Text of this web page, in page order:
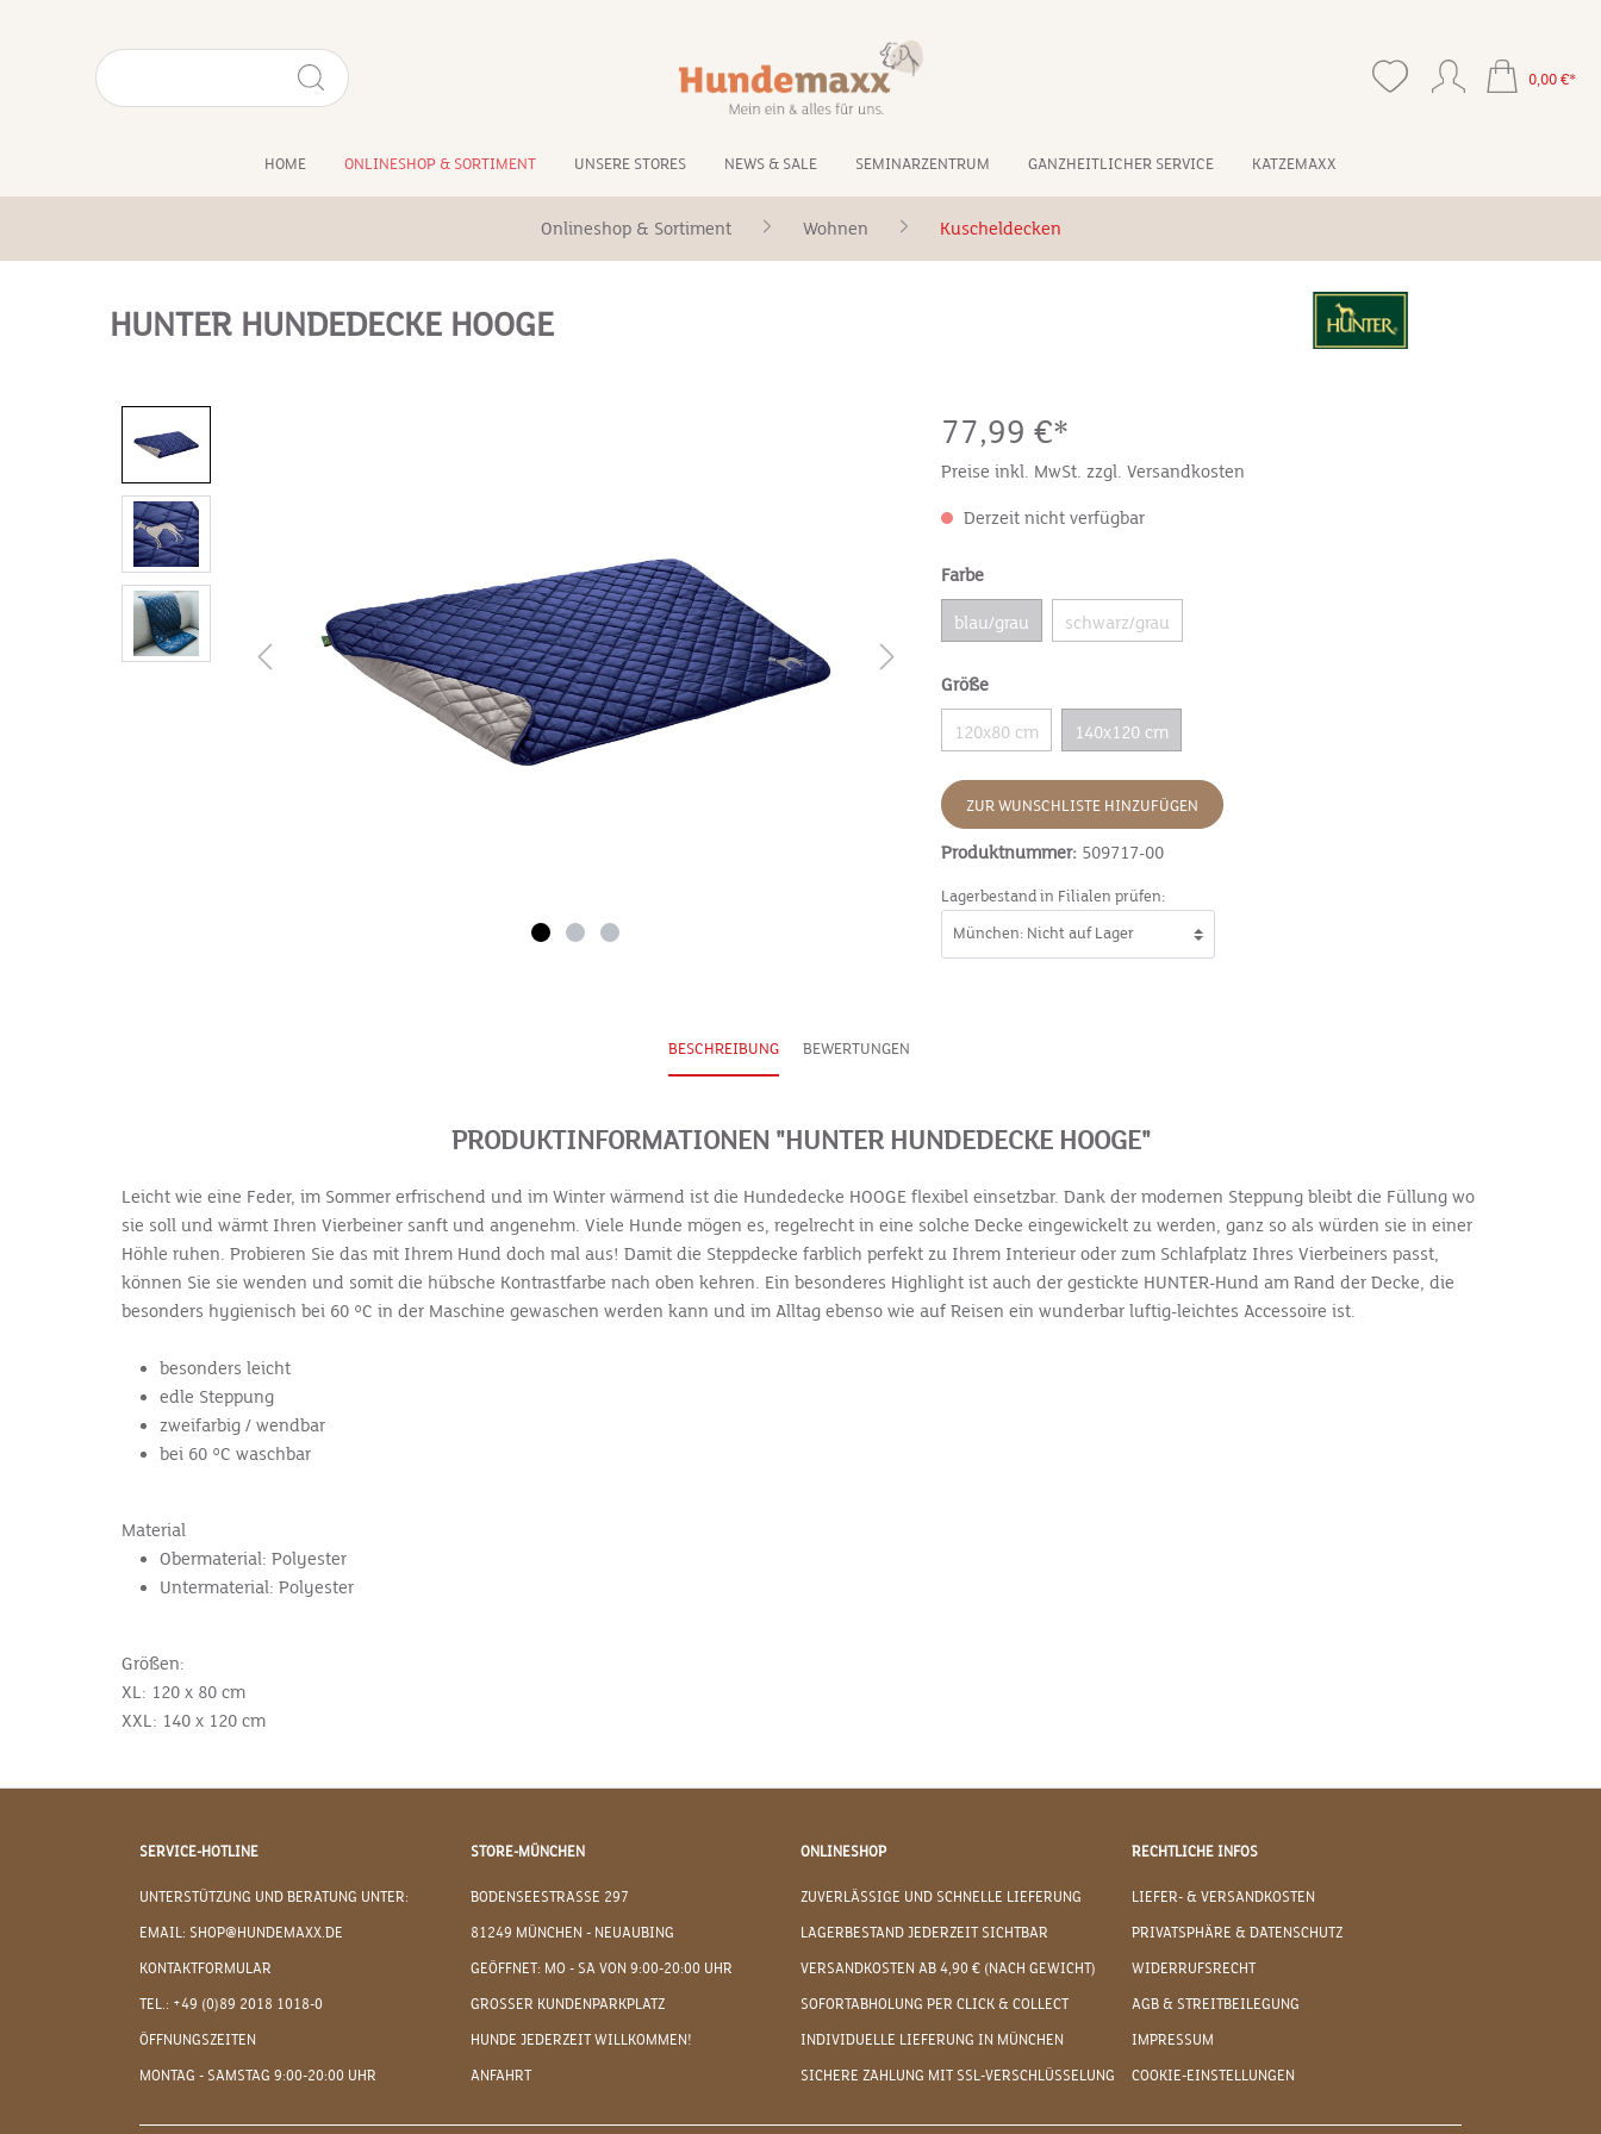
0,00 €*
HOME ONLINESHOP & SORTIMENT UNSERE STORES NEWS & SALE SEMINARZENTRUM GANZHEITLICHER SERVICE KATZEMAXX
Onlineshop & Sortiment Wohnen Kuscheldecken
HUNTER HUNDEDECKE HOOGE
77,99 €*
Preise inkl. MwSt. zzgl. Versandkosten
Derzeit nicht verfügbar
Farbe
blau/grau schwarz/grau
Größe
120x80 cm 140x120 cm
ZUR WUNSCHLISTE HINZUFÜGEN
Produktnummer: 509717-00
Lagerbestand in Filialen prüfen:
BESCHREIBUNG BEWERTUNGEN
PRODUKTINFORMATIONEN "HUNTER HUNDEDECKE HOOGE"
Leicht wie eine Feder, im Sommer erfrischend und im Winter wärmend ist die Hundedecke HOOGE flexibel einsetzbar. Dank der modernen Steppung bleibt die Füllung wo
sie soll und wärmt Ihren Vierbeiner sanft und angenehm. Viele Hunde mögen es, regelrecht in eine solche Decke eingewickelt zu werden, ganz so als würden sie in einer
Höhle ruhen. Probieren Sie das mit Ihrem Hund doch mal aus! Damit die Steppdecke farblich perfekt zu Ihrem Interieur oder zum Schlafplatz Ihres Vierbeiners passt,
können Sie sie wenden und somit die hübsche Kontrastfarbe nach oben kehren. Ein besonderes Highlight ist auch der gestickte HUNTER-Hund am Rand der Decke, die
besonders hygienisch bei 60 °C in der Maschine gewaschen werden kann und im Alltag ebenso wie auf Reisen ein wunderbar luftig-leichtes Accessoire ist.
besonders leicht
edle Steppung
zweifarbig / wendbar
bei 60 °C waschbar
Material
Obermaterial: Polyester
Untermaterial: Polyester
Größen:
XL: 120 x 80 cm
XXL: 140 x 120 cm
SERVICE-HOTLINE
UNTERSTÜTZUNG UND BERATUNG UNTER:
EMAIL: SHOP@HUNDEMAXX.DE
KONTAKTFORMULAR
TEL.: +49 (0)89 2018 1018-0
ÖFFNUNGSZEITEN
MONTAG - SAMSTAG 9:00-20:00 UHR
STORE-MÜNCHEN
BODENSEESTRASSE 297
81249 MÜNCHEN - NEUAUBING
GEÖFFNET: MO - SA VON 9:00-20:00 UHR
GROSSER KUNDENPARKPLATZ
HUNDE JEDERZEIT WILLKOMMEN!
ANFAHRT
ONLINESHOP
ZUVERLÄSSIGE UND SCHNELLE LIEFERUNG
LAGERBESTAND JEDERZEIT SICHTBAR
VERSANDKOSTEN AB 4,90 € (NACH GEWICHT)
SOFORTABHOLUNG PER CLICK & COLLECT
INDIVIDUELLE LIEFERUNG IN MÜNCHEN
SICHERE ZAHLUNG MIT SSL-VERSCHLÜSSELUNG
RECHTLICHE INFOS
LIEFER- & VERSANDKOSTEN
PRIVATSPHÄRE & DATENSCHUTZ
WIDERRUFSRECHT
AGB & STREITBEILEGUNG
IMPRESSUM
COOKIE-EINSTELLUNGEN